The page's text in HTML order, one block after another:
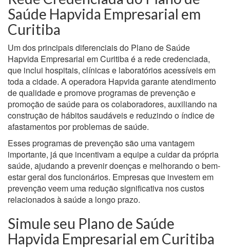
Saúde Hapvida Empresarial em
Curitiba
Um dos principais diferenciais do Plano de Saúde
Hapvida Empresarial em Curitiba é a rede credenciada,
que inclui hospitais, clínicas e laboratórios acessíveis em
toda a cidade. A operadora Hapvida garante atendimento
de qualidade e promove programas de prevenção e
promoção de saúde para os colaboradores, auxiliando na
construção de hábitos saudáveis e reduzindo o índice de
afastamentos por problemas de saúde.
Esses programas de prevenção são uma vantagem
importante, já que incentivam a equipe a cuidar da própria
saúde, ajudando a prevenir doenças e melhorando o bem-
estar geral dos funcionários. Empresas que investem em
prevenção veem uma redução significativa nos custos
relacionados à saúde a longo prazo.
Simule seu Plano de Saúde
Hapvida Empresarial em Curitiba